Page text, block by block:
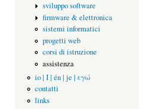
sviluppo software
firmware & elettronica
sistemi informatici
progetti web
corsi di istruzione
assistenza
io | I | én | je | εγώ
contatti
links